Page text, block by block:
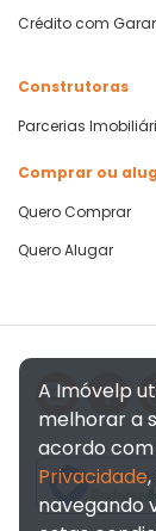
Crédito com
Construtoras
Parcerias
Comprar ou
Quero Comprar
Quero Alugar
A Imóvelp
melhorar a
acordo com
Privacidade
navegando